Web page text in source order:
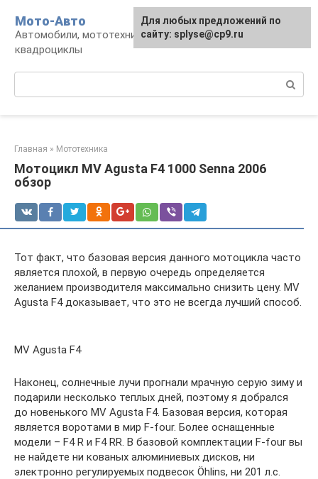
контенту
Мото-Авто
Автомобили, мототехника, снегоходы,
квадроциклы
Главная » Мототехника
Мотоцикл MV Agusta F4 1000 Senna 2006
обзор
Тот факт, что базовая версия данного мотоцикла часто
является плохой, в первую очередь определяется
желанием производителя максимально снизить цену. MV
Agusta F4 доказывает, что это не всегда лучший способ.
MV Agusta F4
Наконец, солнечные лучи прогнали мрачную серую зиму и
подарили несколько теплых дней, поэтому я добрался
до новенького MV Agusta F4. Базовая версия, которая
является воротами в мир F-four. Более оснащенные
модели – F4 R и F4 RR. В базовой комплектации F-four вы
не найдете ни кованых алюминиевых дисков, ни
электронно регулируемых подвесок Öhlins, ни 201 л.с.
Для любых предложений по
сайту: splyse@cp9.ru